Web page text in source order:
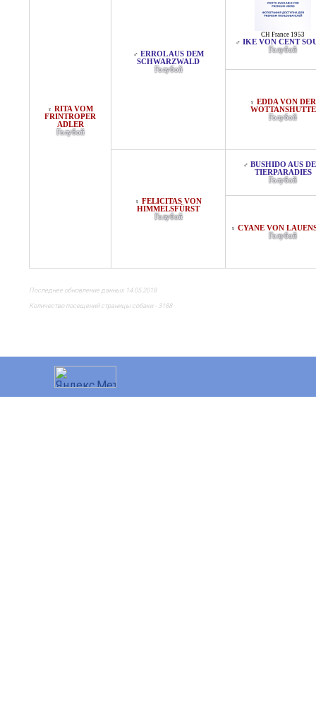
♀ RITA VOM
FRINTROPER
ADLER
Голубой
♂ ERROL AUS DEM
SCHWARZWALD
Голубой
CH France 1953
♂ IKE VON CENT
Голубой
♀ EDDA VON DER
WOTTANSHUTTE
Голубой
♀ FELICITAS VON
HIMMELSFÜRST
Голубой
♂ BUSHIDO AUS
TIERPARADIES
Голубой
♀ CYANE VON
Голубой
Последнее обновление данных 14.05.2018
Количество посещений страницы собаки - 3188